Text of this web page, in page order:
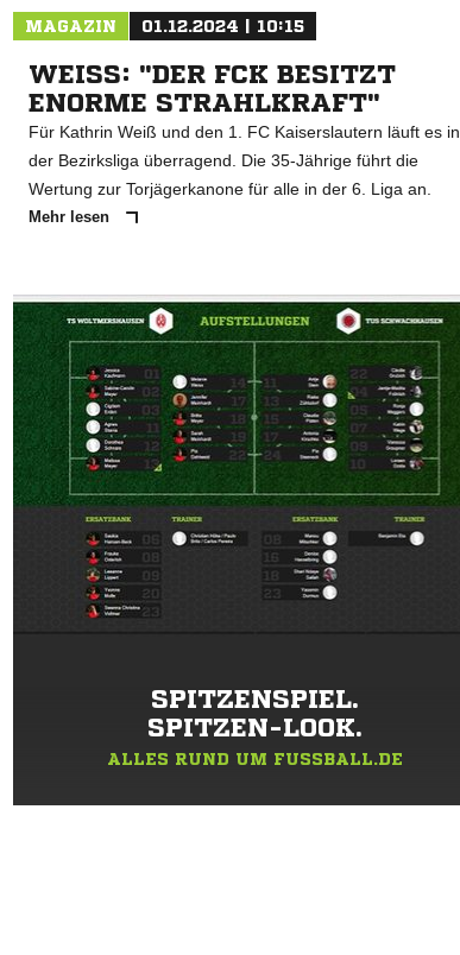
MAGAZIN 01.12.2024 | 10:15
WEISS: "DER FCK BESITZT E
NORME STRAHLKRAFT"
Für Kathrin Weiß und den 1. FC Kaiserslautern läuft es in
der Bezirksliga überragend. Die 35-Jährige führt die
Wertung zur Torjägerkanone für alle in der 6. Liga an.
Mehr lesen
SPITZENSPIEL.
SPITZEN-LOOK.
ALLES RUND UM FUSSBALL.DE